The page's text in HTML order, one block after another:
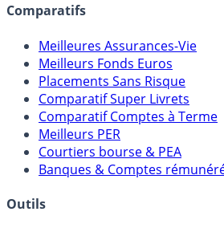
Meilleures Assurances-Vie
Meilleurs Fonds Euros
Placements Sans Risque
Comparatif Super Livrets
Comparatif Comptes à Terme
Meilleurs PER
Courtiers bourse & PEA